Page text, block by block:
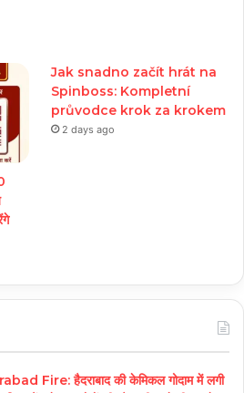
Jak snadno začít hrát na
Spinboss: Kompletní
průvodce krok za krokem
2 days ago
Fire: हैदराबाद की केमिकल गोदाम में लगी